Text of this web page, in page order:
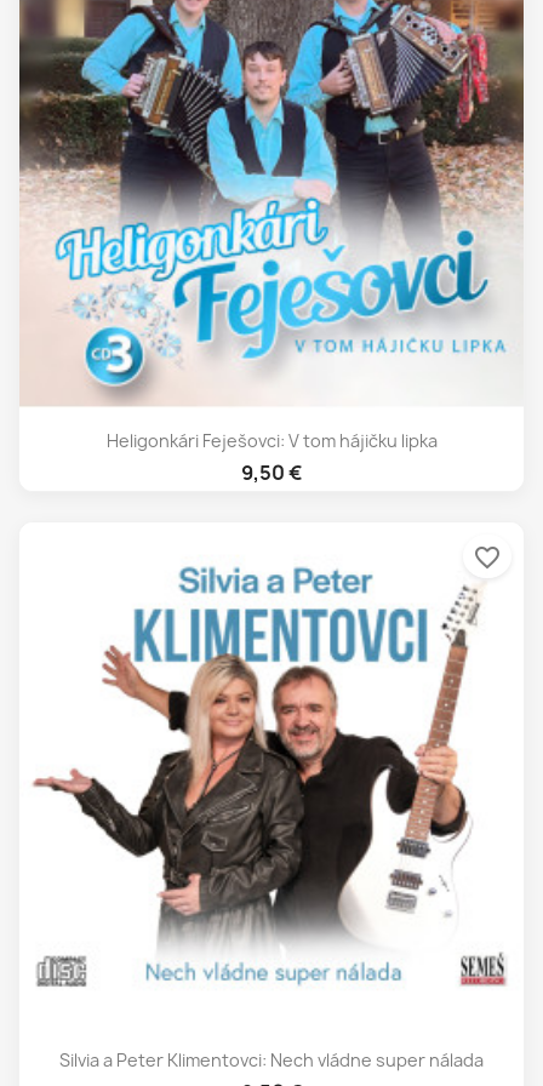
Heligonkári Feješovci: V tom hájičku lipka
9,50 €
Silvia a Peter Klimentovci: Nech vládne super nálada
favorite_border